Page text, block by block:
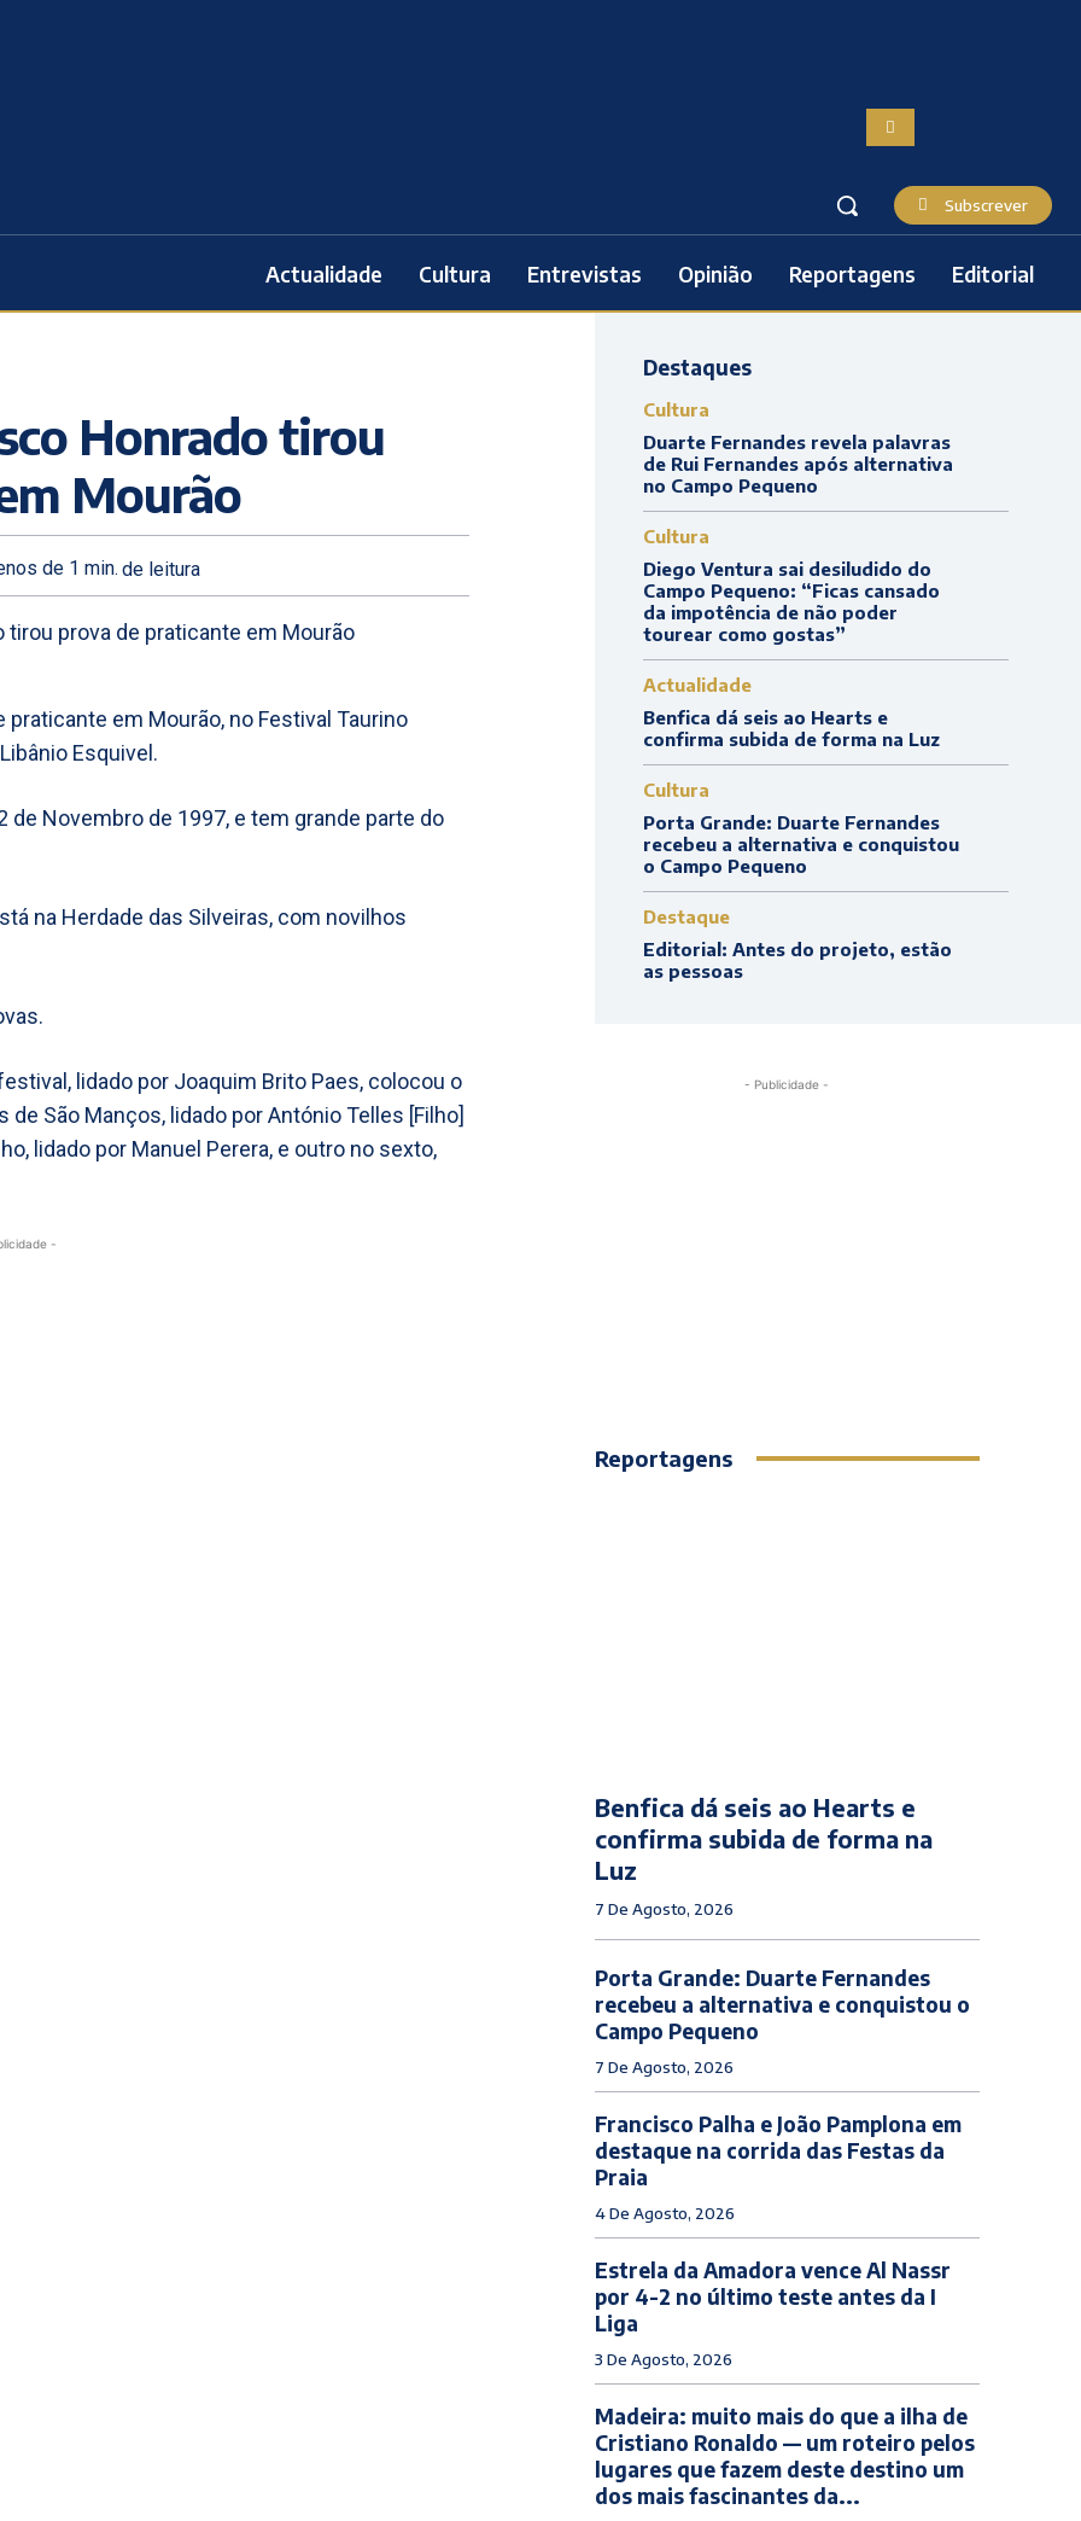
Subscrever
Actualidade Cultura Entrevistas Opinião Reportagens Editorial
Honrado tirou
Mourão
de 1 min. de leitura
em Mourão, no Festival Taurino
Esquivel.
de Novembro de 1997, e tem grande parte do
na Herdade das Silveiras, com novilhos
lidado por Joaquim Brito Paes, colocou o
São Manços, lidado por António Telles [Filho]
lidado por Manuel Perera, e outro no sexto,
-
Destaques
Cultura
Duarte Fernandes revela palavras
de Rui Fernandes após alternativa
no Campo Pequeno
Cultura
Diego Ventura sai desiludido do
Campo Pequeno: “Ficas cansado
da impotência de não poder
tourear como gostas”
Actualidade
Benfica dá seis ao Hearts e
confirma subida de forma na Luz
Cultura
Porta Grande: Duarte Fernandes
recebeu a alternativa e conquistou
o Campo Pequeno
Destaque
Editorial: Antes do projeto, estão
as pessoas
- Publicidade -
Reportagens
Benfica dá seis ao Hearts e
confirma subida de forma na
Luz
7 De Agosto, 2026
Porta Grande: Duarte Fernandes
recebeu a alternativa e conquistou o
Campo Pequeno
7 De Agosto, 2026
Francisco Palha e João Pamplona em
destaque na corrida das Festas da
Praia
4 De Agosto, 2026
Estrela da Amadora vence Al Nassr
por 4-2 no último teste antes da I
Liga
3 De Agosto, 2026
Madeira: muito mais do que a ilha de
Cristiano Ronaldo — um roteiro pelos
lugares que fazem deste destino um
dos mais fascinantes da...